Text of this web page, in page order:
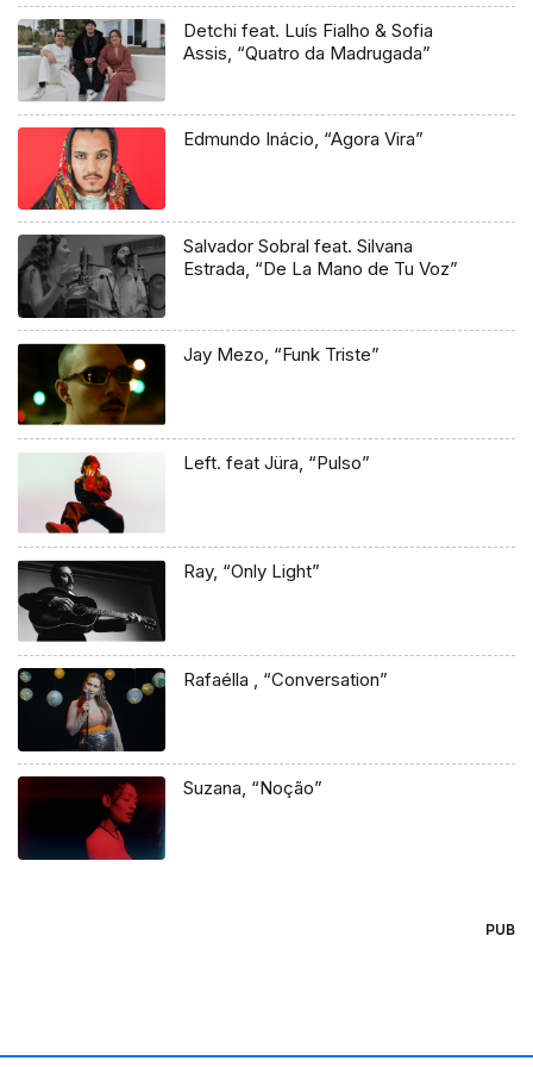
Detchi feat. Luís Fialho & Sofia
Assis, “Quatro da Madrugada”
Edmundo Inácio, “Agora Vira”
Salvador Sobral feat. Silvana
Estrada, “De La Mano de Tu Voz”
Jay Mezo, “Funk Triste”
Left. feat Jüra, “Pulso”
Ray, “Only Light”
Rafaélla , “Conversation”
Suzana, “Noção”
PUB